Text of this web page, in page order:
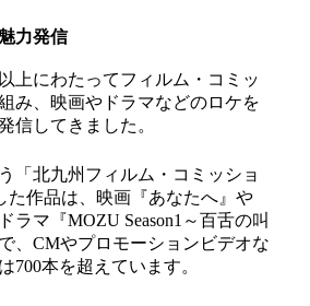
力発信
上にわたってフィルム・コミッ
み、映画やドラマなどのロケを
信してきました。
「北九州フィルム・コミッショ
た作品は、映画『あなたへ』や
ラマ『MOZU Season1～百舌の叫
、CMやプロモーションビデオな
700本を超えています。